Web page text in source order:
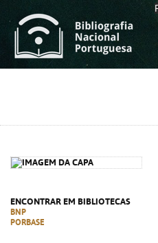
ENCONTRAR EM BIBLIOTECAS
BNP
PORBASE